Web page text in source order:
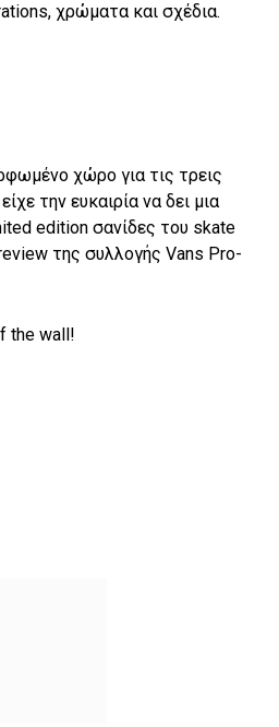
χρώματα και σχέδια.
χώρο για τις τρεις
την ευκαιρία να δει μια
edition σανίδες του skate
της συλλογής Vans Pro-
the wall!